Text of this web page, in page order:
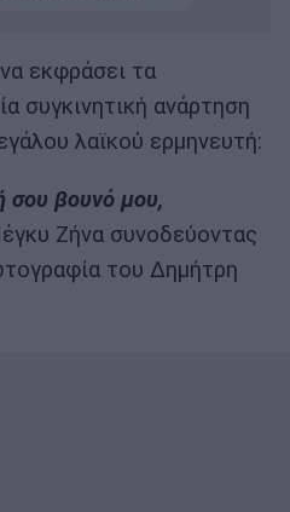
εκφράσει τα
συγκινητική ανάρτηση
λαϊκού ερμηνευτή:
σου βουνό μου,
Ζήνα συνοδεύοντας
του Δημήτρη